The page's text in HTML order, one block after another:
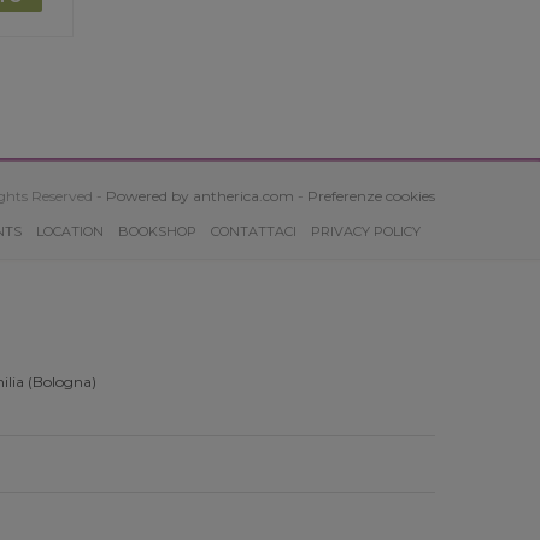
Reserved - Powered by antherica.com - Preferenze cookies
LOCATION BOOKSHOP CONTATTACI PRIVACY POLICY
(Bologna)